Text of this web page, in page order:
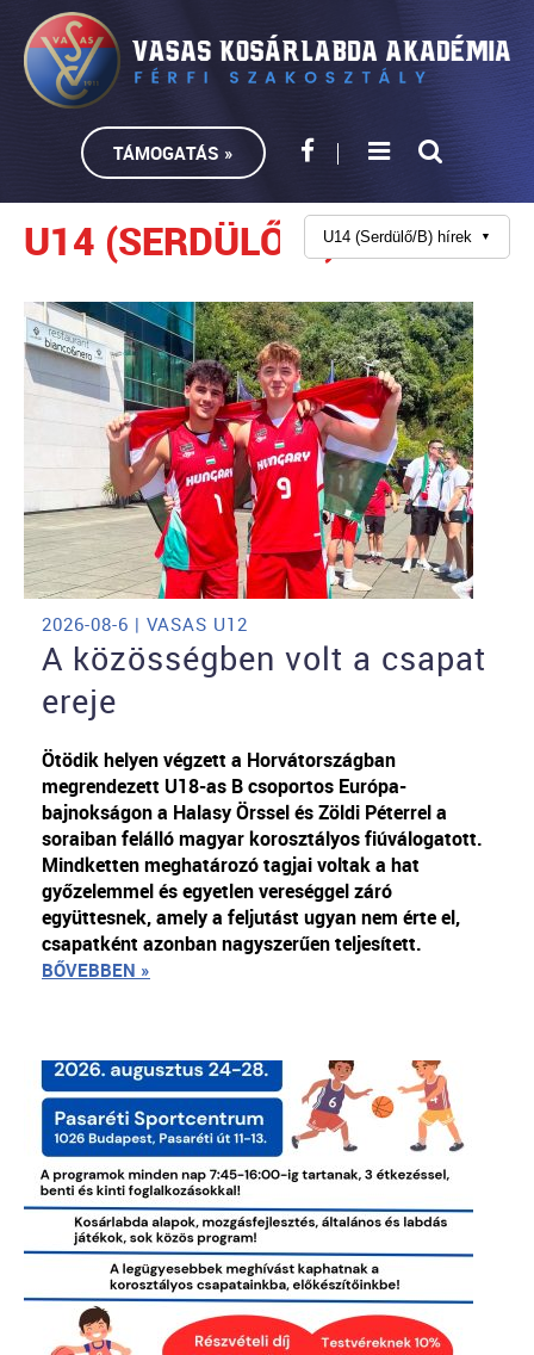
TÁMOGATÁS »
U14 (SERDÜLŐ/B) HÍREK
U14 (Serdülő/B) hírek ▼
2026-08-6 | VASAS U12
A közösségben volt a csapat
ereje
Ötödik helyen végzett a Horvátországban
megrendezett U18-as B csoportos Európa-
bajnokságon a Halasy Örssel és Zöldi Péterrel a
soraiban felálló magyar korosztályos fiúválogatott.
Mindketten meghatározó tagjai voltak a hat
győzelemmel és egyetlen vereséggel záró
együttesnek, amely a feljutást ugyan nem érte el,
csapatként azonban nagyszerűen teljesített.
BŐVEBBEN »